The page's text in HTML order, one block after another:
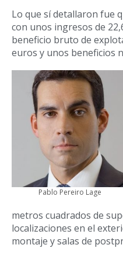
Lo que sí detallaron fue
con unos ingresos de
beneficio bruto de
euros y unos beneficios
Pablo Pereiro Lage
metros cuadrados de
localizaciones en el
montaje y salas de